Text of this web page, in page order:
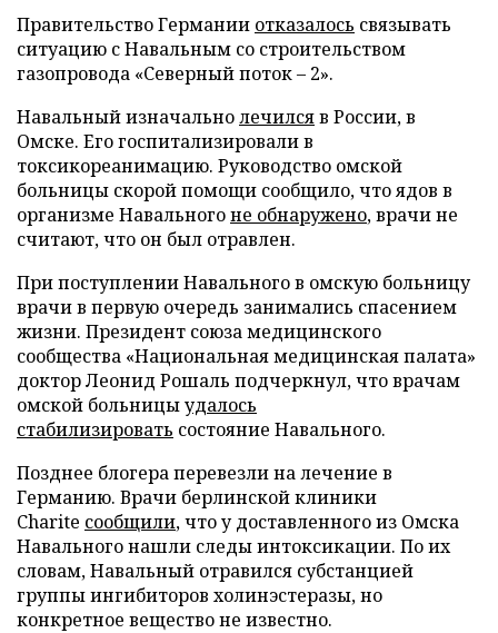
Правительство Германии отказалось связывать
ситуацию с Навальным со строительством
газопровода «Северный поток – 2».
Навальный изначальнолечилсяв России, в
Омске. Его госпитализировали в
токсикореанимацию. Руководство омской
больницы скорой помощи сообщило, что ядов в
организме Навальногоне обнаружено, врачи не
считают, что он был отравлен.
При поступлении Навального в омскую больницу
врачи в первую очередь занимались спасением
жизни. Президент союза медицинского
сообщества «Национальная медицинская палата»
доктор Леонид Рошаль подчеркнул, что врачам
омской больницыудалось
стабилизировать состояние Навального.
Позднее блогера перевезли на лечение в
Германию. Врачи берлинской клиники
Charite сообщили, что у доставленного из Омска
Навального нашли следы интоксикации. По их
словам, Навальный отравился субстанцией
группы ингибиторов холинэстеразы, но
конкретное вещество не известно.